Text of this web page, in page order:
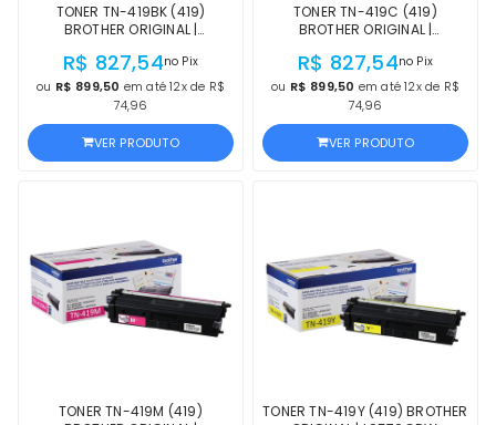
TONER TN-419BK (419)
BROTHER ORIGINAL |
L8360CDW, MFC-L8900CDW
PRETO | PRODUTO OFICIAL
BROTHER, COM NF E
PROCEDÊNCIA
R$ 827,54no Pix
ou R$ 899,50 em até 12x de R$
74,96
VER PRODUTO
TONER TN-419C (419)
BROTHER ORIGINAL |
L8360CDW, MFC-L8900CDW
CIANO | PRODUTO OFICIAL
BROTHER, COM NF E
PROCEDÊNCIA
R$ 827,54no Pix
ou R$ 899,50 em até 12x de R$
74,96
VER PRODUTO
TONER TN-419M (419)
TONER TN-419Y (419) BROTHER